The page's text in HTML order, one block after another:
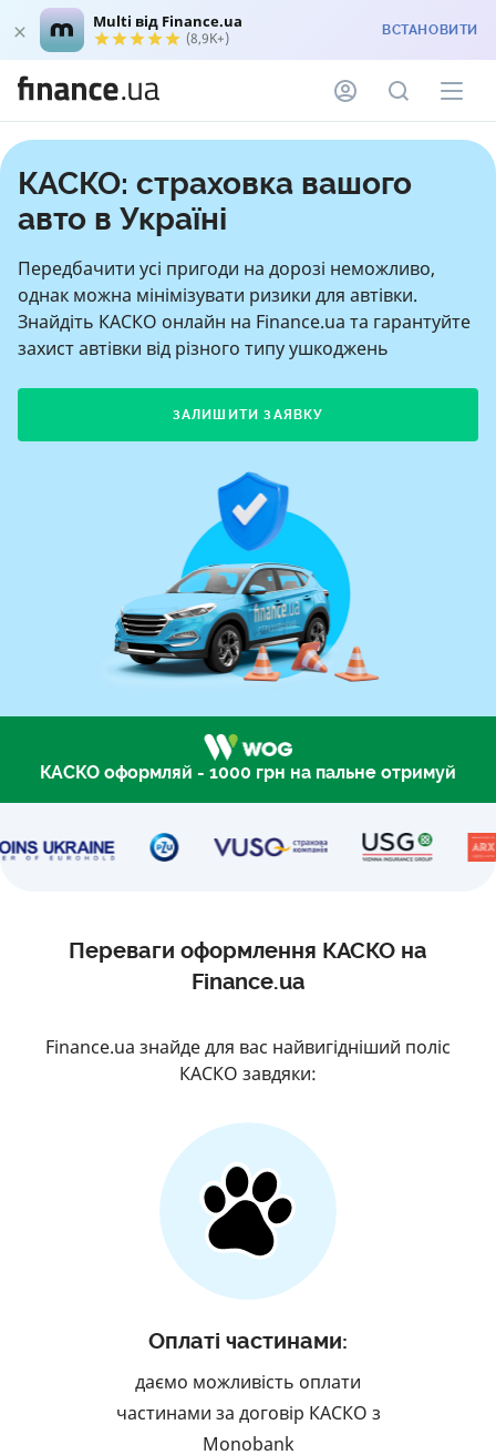
Multi від Finance.ua
(8,9K+) ВСТАНОВИТИ
КАСКО: страховка вашого
авто в Україні
Передбачити усі пригоди на дорозі неможливо,
однак можна мінімізувати ризики для автівки.
Знайдіть КАСКО онлайн на Finance.ua та гарантуйте
захист автівки від різного типу ушкоджень
ЗАЛИШИТИ ЗАЯВКУ
КАСКО оформляй - 1000 грн на пальне отримуй
Переваги оформлення КАСКО на
Finance.ua
Finance.ua знайде для вас найвигідніший поліс
КАСКО завдяки:
Оплаті частинами:
даємо можливість оплати
частинами за договір КАСКО з
Monobank